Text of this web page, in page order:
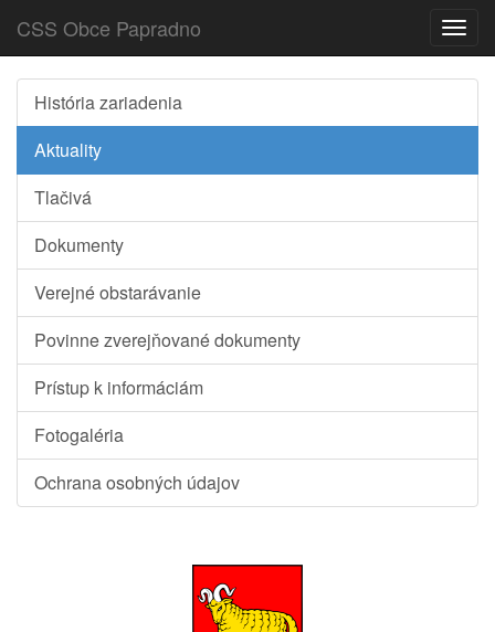
CSS Obce Papradno
História zariadenia
Aktuality
Tlačivá
Dokumenty
Verejné obstarávanie
Povinne zverejňované dokumenty
Prístup k informáciám
Fotogaléria
Ochrana osobných údajov